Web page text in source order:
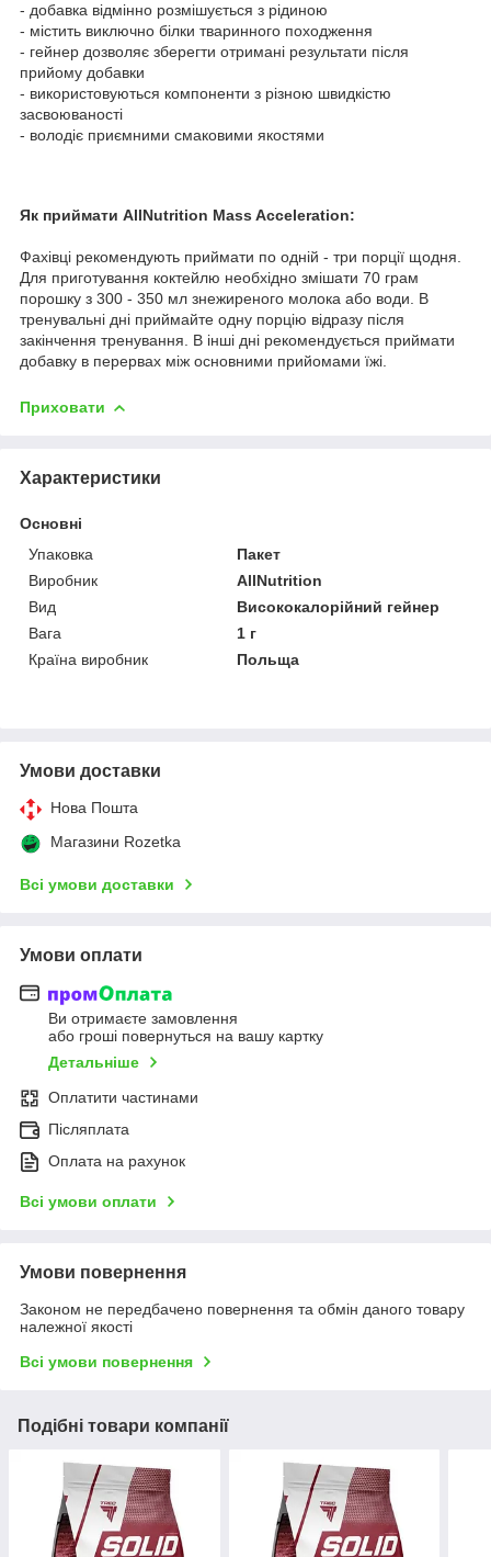
- добавка відмінно розмішується з рідиною
- містить виключно білки тваринного походження
- гейнер дозволяє зберегти отримані результати після
прийому добавки
- використовуються компоненти з різною швидкістю
засвоюваності
- володіє приємними смаковими якостями
Як приймати AllNutrition Mass Acceleration:
Фахівці рекомендують приймати по одній - три порції щодня.
Для приготування коктейлю необхідно змішати 70 грам
порошку з 300 - 350 мл знежиреного молока або води. В
тренувальні дні приймайте одну порцію відразу після
закінчення тренування. В інші дні рекомендується приймати
добавку в перервах між основними прийомами їжі.
Приховати
Характеристики
Основні
Упаковка
Пакет
Виробник
AllNutrition
Вид
Висококалорійний гейнер
Вага
1 г
Країна виробник
Польща
Умови доставки
Нова Пошта
Магазини Rozetka
Всі умови доставки
Умови оплати
Ви отримаєте замовлення
або гроші повернуться на вашу картку
Детальніше
Оплатити частинами
Післяплата
Оплата на рахунок
Всі умови оплати
Умови повернення
Законом не передбачено повернення та обмін даного товару
належної якості
Всі умови повернення
Подібні товари компанії